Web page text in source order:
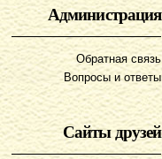
Администрация
Обратная связь
Вопросы и ответы
Сайты друзей